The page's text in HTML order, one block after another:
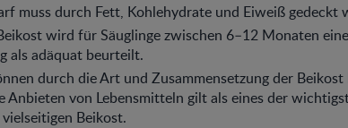
muss durch Fett, Kohlehydrate und Eiweiß gedeckt
wird für Säuglinge zwischen 6–12 Monaten
als adäquat beurteilt.
durch die Art und Zusammensetzung der
Anbieten von Lebensmitteln gilt als eines der
Beikost.